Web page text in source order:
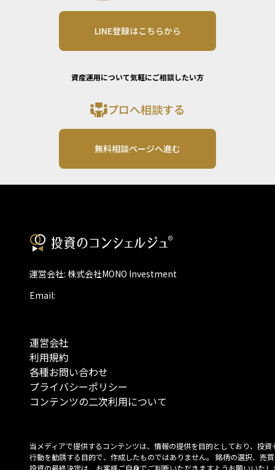
LINE登録はこちらから
資産運用について気軽にご相談したい方
プロへ相談する
無料相談ページへ進む
運営会社: 株式会社MONO Investment
Email:
運営会社
利用規約
各種お問い合わせ
プライバシーポリシー
コンテンツの二次利用について
当メディアで提供するコンテンツは、情報の提供を目的としており、投資
行動を勧誘する目的で、作成したものではありません。 銘柄の選択、売
投資の最終決定は、お客様ご自身でご判断いただきますようお願いいたし